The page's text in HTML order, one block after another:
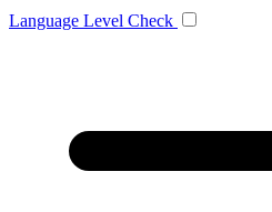
Language Level Check